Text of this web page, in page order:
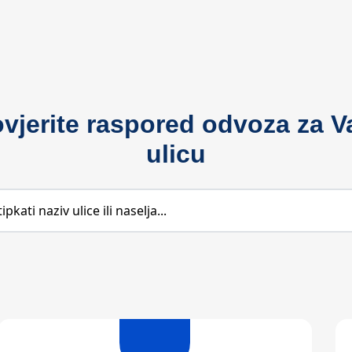
raspored odvoza za
ulicu